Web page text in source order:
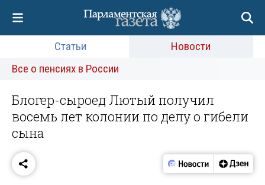
Статьи
Новости
Все о пенсиях в России
Блогер-сыроед Лютый получил
восемь лет колонии по делу о гибели
сына